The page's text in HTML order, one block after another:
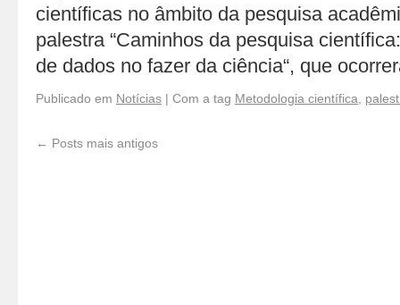
científicas no âmbito da pesquisa
palestra “Caminhos da pesquisa
de dados no fazer da ciência“, que
Publicado em Notícias | Com a tag Metodologia científica
← Posts mais antigos